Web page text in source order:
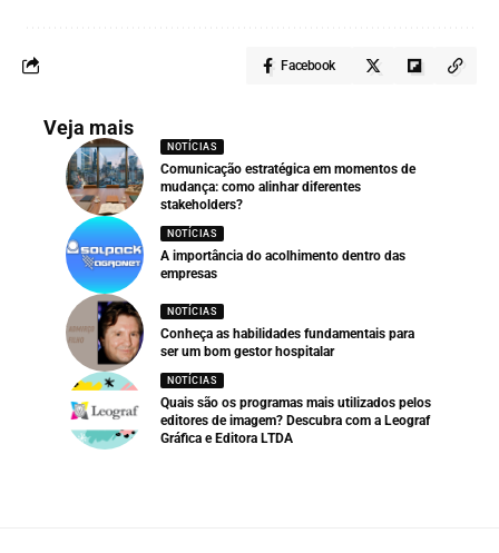
Facebook
Veja mais
NOTÍCIAS
Comunicação estratégica em momentos de
mudança: como alinhar diferentes
stakeholders?
NOTÍCIAS
A importância do acolhimento dentro das
empresas
NOTÍCIAS
Conheça as habilidades fundamentais para
ser um bom gestor hospitalar
NOTÍCIAS
Quais são os programas mais utilizados pelos
editores de imagem? Descubra com a Leograf
Gráfica e Editora LTDA